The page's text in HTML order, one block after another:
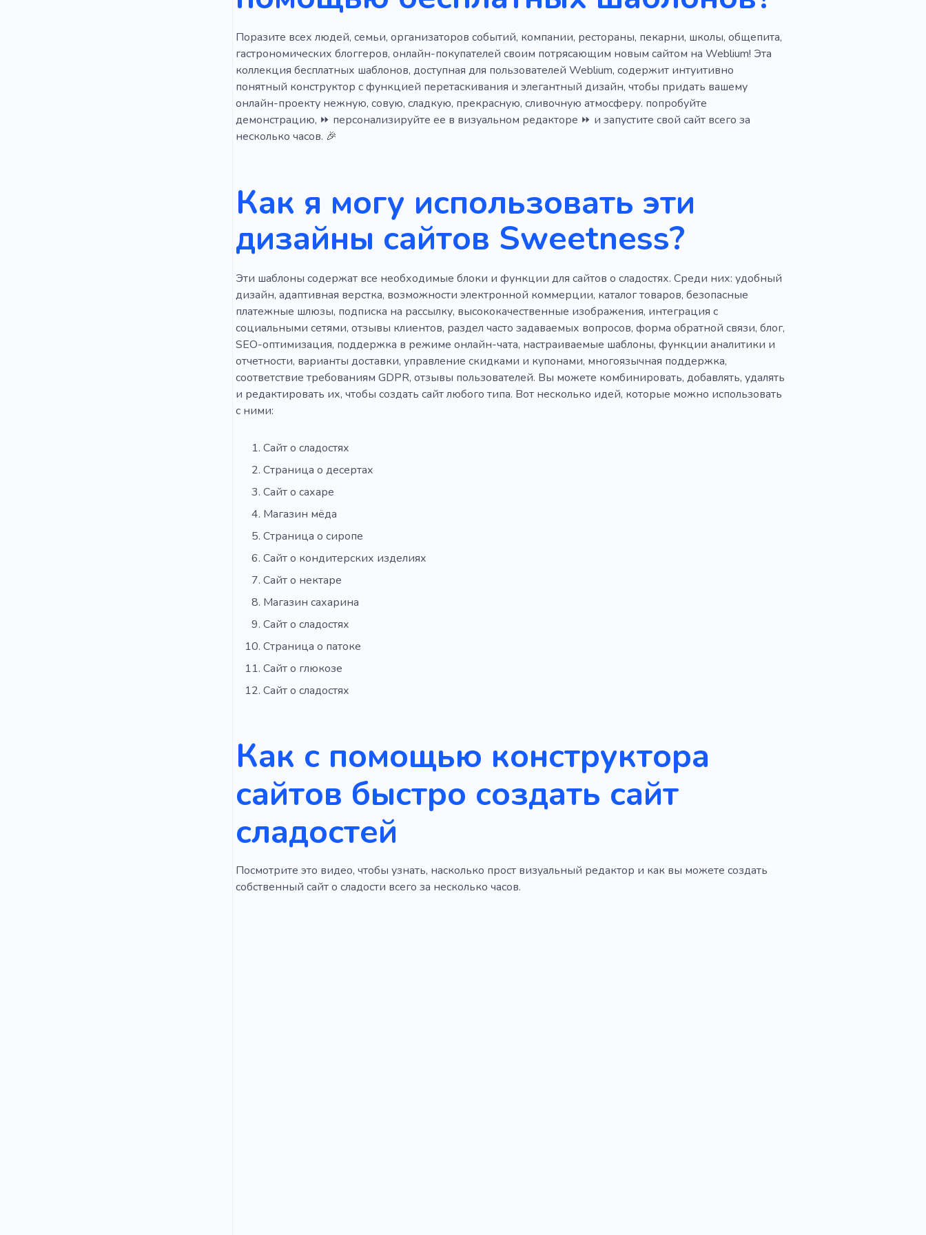
Поразите всех людей, семьи, организаторов событий, компании, рестораны, пекарни, школы, общепита,
гастрономических блоггеров, онлайн-покупателей своим потрясающим новым сайтом на Weblium! Эта
коллекция бесплатных шаблонов, доступная для пользователей Weblium, содержит интуитивно
понятный конструктор с функцией перетаскивания и элегантный дизайн, чтобы придать вашему
онлайн-проекту нежную, совую, сладкую, прекрасную, сливочную атмосферу. попробуйте
демонстрацию, ⏩ персонализируйте ее в визуальном редакторе ⏩ и запустите свой сайт всего за
несколько часов. 🎉
Как я могу использовать эти
дизайны сайтов Sweetness?
Эти шаблоны содержат все необходимые блоки и функции для сайтов о сладостях. Среди них: удобный
дизайн, адаптивная верстка, возможности электронной коммерции, каталог товаров, безопасные
платежные шлюзы, подписка на рассылку, высококачественные изображения, интеграция с
социальными сетями, отзывы клиентов, раздел часто задаваемых вопросов, форма обратной связи, блог,
SEO-оптимизация, поддержка в режиме онлайн-чата, настраиваемые шаблоны, функции аналитики и
отчетности, варианты доставки, управление скидками и купонами, многоязычная поддержка,
соответствие требованиям GDPR, отзывы пользователей. Вы можете комбинировать, добавлять, удалять
и редактировать их, чтобы создать сайт любого типа. Вот несколько идей, которые можно использовать
с ними:
Сайт о сладостях
Страница о десертах
Сайт о сахаре
Магазин мёда
Страница о сиропе
Сайт о кондитерских изделиях
Сайт о нектаре
Магазин сахарина
Сайт о сладостях
Страница о патоке
Сайт о глюкозе
Сайт о сладостях
Как с помощью конструктора
сайтов быстро создать сайт
сладостей
Посмотрите это видео, чтобы узнать, насколько прост визуальный редактор и как вы можете создать
собственный сайт о сладости всего за несколько часов.